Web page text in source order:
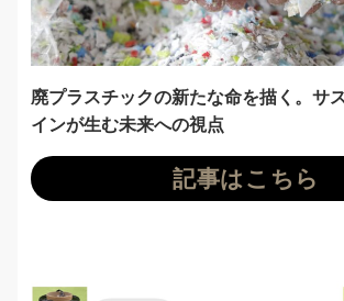
廃プラスチックの新たな命を描く。サ
インが生む未来への視点
記事はこちら